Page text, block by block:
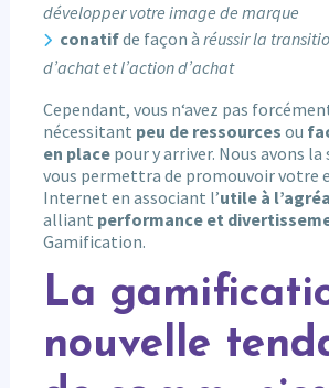
développer votre image de marque
conatifde façon àréussir la
d’achat et l’action d’achat
Cependant, vous n‘avez pas
nécessitant peu de ressources ou
en placepour y arriver. Nous avons
vous permettra de promouvoir votre
Internet en associant l’utile à
alliant performance et
Gamification.
La
nouvelle